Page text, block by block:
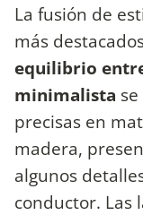
La fusión de
más
equilibrio
minimalista
precisas en
madera,
algunos
conductor. Las